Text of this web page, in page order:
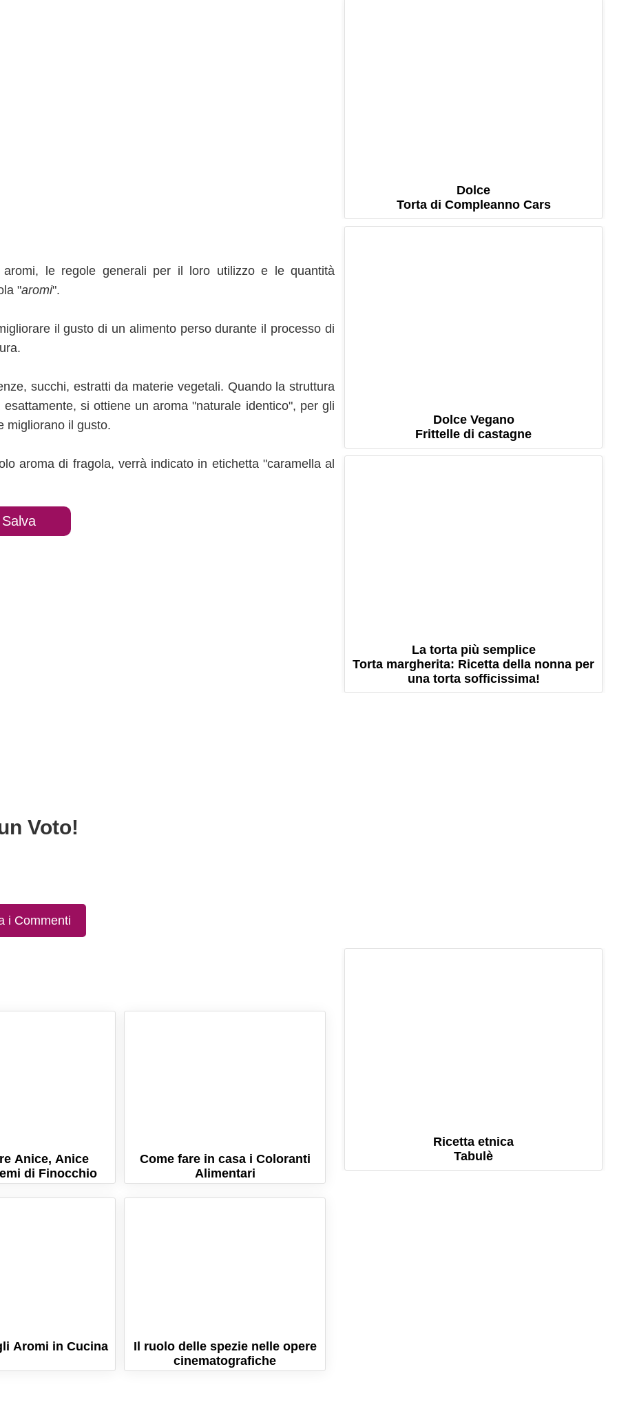
aromi, le regole generali per il loro utilizzo e le quantità
"aromi".
il gusto di un alimento perso durante il processo di
succhi, estratti da materie vegetali. Quando la struttura
si ottiene un aroma "naturale identico", per gli
migliorano il gusto.
aroma di fragola, verrà indicato in etichetta "caramella al
Salva
Voto!
i Commenti
Anice, Anice
di Finocchio
Come fare in casa i Coloranti
Alimentari
Aromi in Cucina
Il ruolo delle spezie nelle opere
cinematografiche
Dolce
Torta di Compleanno Cars
Dolce Vegano
Frittelle di castagne
La torta più semplice
Torta margherita: Ricetta della nonna per
una torta sofficissima!
Ricetta etnica
Tabulè